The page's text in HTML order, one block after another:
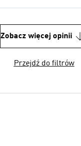
Zobacz więcej opinii
Przejdź do filtrów